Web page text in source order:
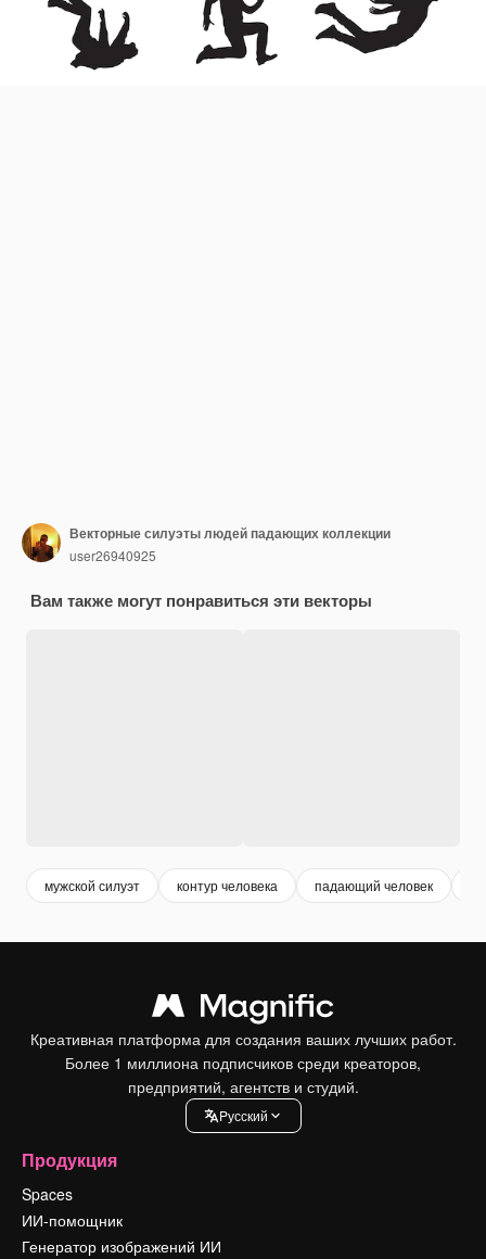
Векторные силуэты людей падающих коллекции
user26940925
Вам также могут понравиться эти векторы
мужской силуэт контур человека падающий человек
Креативная платформа для создания ваших лучших работ.
Более 1 миллиона подписчиков среди креаторов,
предприятий, агентств и студий.
Pусский
Продукция
Spaces
ИИ-помощник
Генератор изображений ИИ